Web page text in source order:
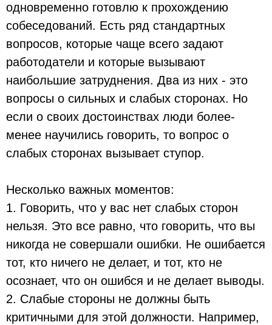
одновременно готовлю к прохождению
собеседований. Есть ряд стандартных
вопросов, которые чаще всего задают
работодатели и которые вызывают
наибольшие затруднения. Два из них - это
вопросы о сильных и слабых сторонах. Но
если о своих достоинствах люди более-
менее научились говорить, то вопрос о
слабых сторонах вызывает ступор.
Несколько важных моментов:
1. Говорить, что у вас нет слабых сторон
нельзя. Это все равно, что говорить, что вы
никогда не совершали ошибки. Не ошибается
тот, кто ничего не делает, и тот, кто не
осознает, что он ошибся и не делает выводы.
2. Слабые стороны не должны быть
критичными для этой должности. Например,